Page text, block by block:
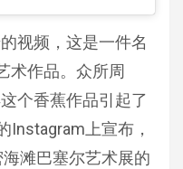
视频，这是一件名
术作品。众所周
个香蕉作品引起了
Instagram上宣布，
滩巴塞尔艺术展的